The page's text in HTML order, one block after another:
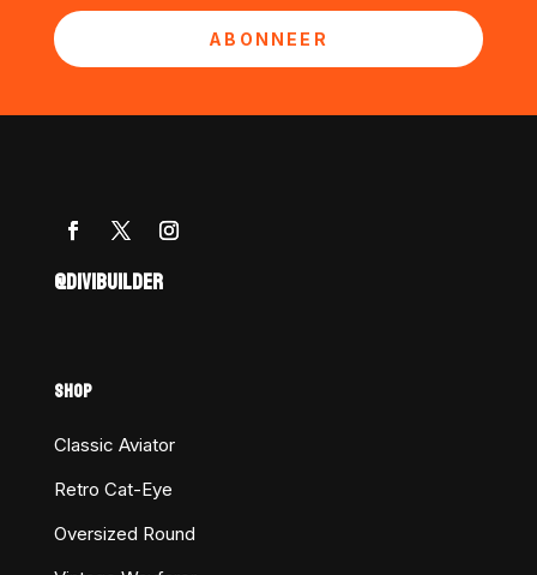
ABONNEER
@DIVIBUILDER
SHOP
Classic Aviator
Retro Cat-Eye
Oversized Round